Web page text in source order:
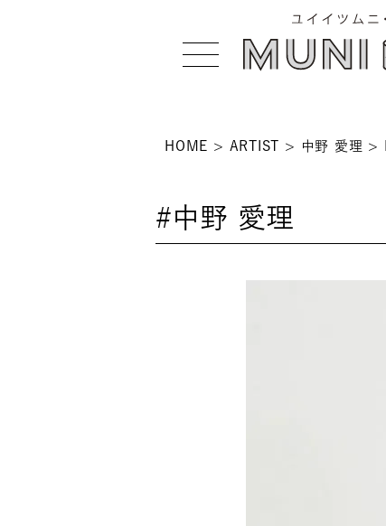
HOME ARTIST 中野 愛理
#中野 愛理